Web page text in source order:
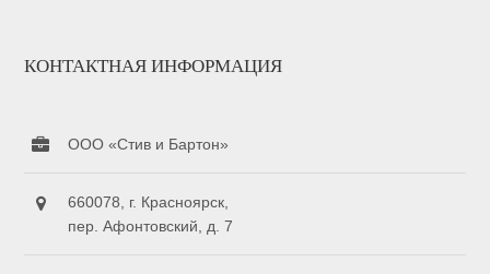
КОНТАКТНАЯ ИНФОРМАЦИЯ
ООО «Стив и Бартон»
660078, г. Красноярск,
пер. Афонтовский, д. 7